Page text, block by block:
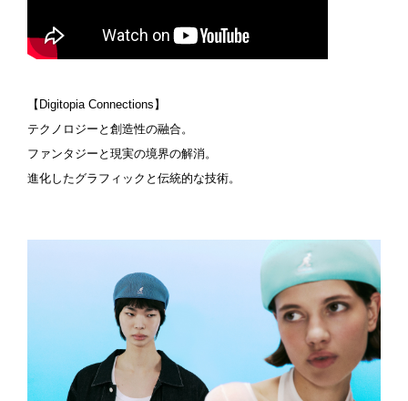
【Digitopia Connections】
テクノロジーと創造性の融合。
ファンタジーと現実の境界の解消。
進化したグラフィックと伝統的な技術。